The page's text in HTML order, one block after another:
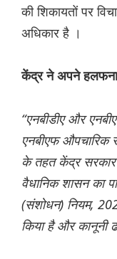
की शिकायतों पर
अधिकार है ।
केंद्र ने अपने
“एनबीडीए और
एनबीएफ औपचारिक
के तहत केंद्र
वैधानिक शासन का
(संशोधन) नियम,
किया है और कानूनी